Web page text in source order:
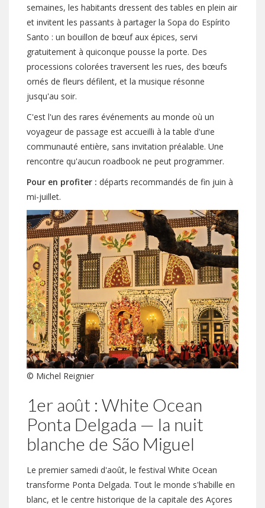
semaines, les habitants dressent des tables en plein air
et invitent les passants à partager la Sopa do Espírito
Santo : un bouillon de bœuf aux épices, servi
gratuitement à quiconque pousse la porte. Des
processions colorées traversent les rues, des bœufs
ornés de fleurs défilent, et la musique résonne
jusqu'au soir.
C'est l'un des rares événements au monde où un
voyageur de passage est accueilli à la table d'une
communauté entière, sans invitation préalable. Une
rencontre qu'aucun roadbook ne peut programmer.
Pour en profiter : départs recommandés de fin juin à
mi-juillet.
© Michel Reignier
1er août : White Ocean
Ponta Delgada — la nuit
blanche de São Miguel
Le premier samedi d'août, le festival White Ocean
transforme Ponta Delgada. Tout le monde s'habille en
blanc, et le centre historique de la capitale des Açores